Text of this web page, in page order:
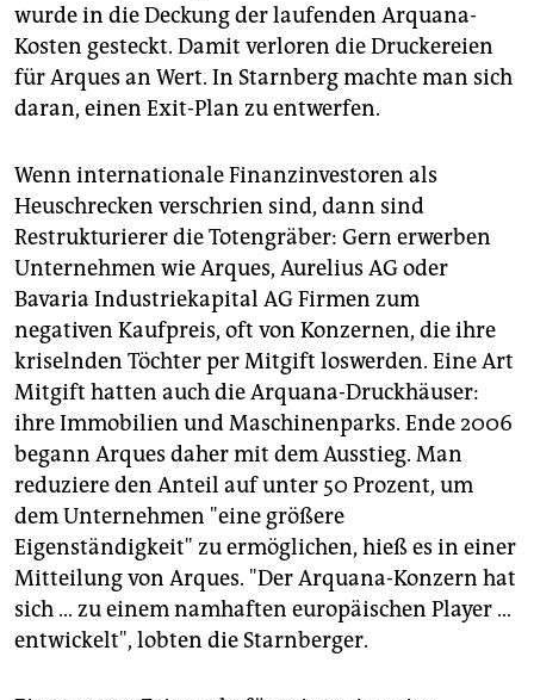
wurde in die Deckung der laufenden Arquana-
Kosten gesteckt. Damit verloren die Druckereien
für Arques an Wert. In Starnberg machte man sich
daran, einen Exit-Plan zu entwerfen.
Wenn internationale Finanzinvestoren als
Heuschrecken verschrien sind, dann sind
Restrukturierer die Totengräber: Gern erwerben
Unternehmen wie Arques, Aurelius AG oder
Bavaria Industriekapital AG Firmen zum
negativen Kaufpreis, oft von Konzernen, die ihre
kriselnden Töchter per Mitgift loswerden. Eine Art
Mitgift hatten auch die Arquana-Druckhäuser:
ihre Immobilien und Maschinenparks. Ende 2006
begann Arques daher mit dem Ausstieg. Man
reduziere den Anteil auf unter 50 Prozent, um
dem Unternehmen "eine größere
Eigenständigkeit" zu ermöglichen, hieß es in einer
Mitteilung von Arques. "Der Arquana-Konzern hat
sich … zu einem namhaften europäischen Player …
entwickelt", lobten die Starnberger.